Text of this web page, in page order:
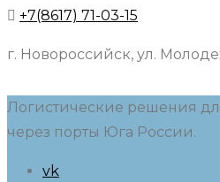
+7(8617) 71-03-15
г. Новороссийск, ул.
Логистические решения
через порты Юга России.
vk